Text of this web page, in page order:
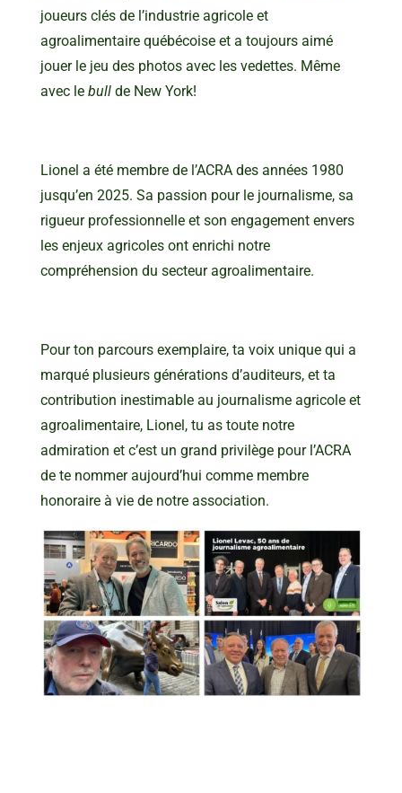
joueurs clés de l’industrie agricole et
agroalimentaire québécoise et a toujours aimé
jouer le jeu des photos avec les vedettes. Même
avec le bull de New York!
Lionel a été membre de l’ACRA des années 1980
jusqu’en 2025. Sa passion pour le journalisme, sa
rigueur professionnelle et son engagement envers
les enjeux agricoles ont enrichi notre
compréhension du secteur agroalimentaire.
Pour ton parcours exemplaire, ta voix unique qui a
marqué plusieurs générations d’auditeurs, et ta
contribution inestimable au journalisme agricole et
agroalimentaire, Lionel, tu as toute notre
admiration et c’est un grand privilège pour l’ACRA
de te nommer aujourd’hui comme membre
honoraire à vie de notre association.